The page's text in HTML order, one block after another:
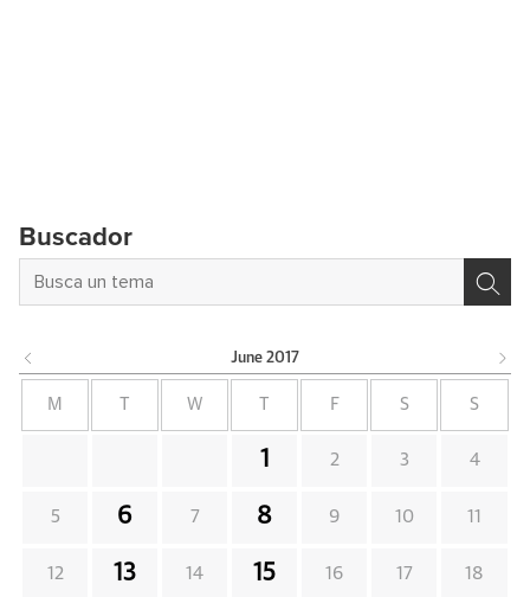
Buscador
June 2017
M W F S S
1 2 3 4
5 6 7 8 9 10 11
12 13 14 15 16 17 18